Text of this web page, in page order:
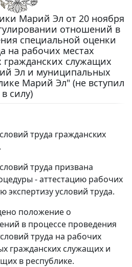
Марий Эл от 20 ноября
отношений в
специальной оценки
на рабочих местах
гражданских служащих
Эл и муниципальных
Марий Эл" (не вступил
в силу)
труда гражданских
труда призвана
- аттестацию рабочих
экспертизу условий труда.
положение о
в процессе проведения
труда на рабочих
гражданских служащих и
в республике.